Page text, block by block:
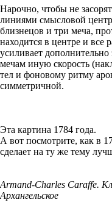
Нарочно, чтобы не
линиями смысловой
близнецов и три меча,
находится в центре и все
усиливает
мечам иную скорость
тел и фоновому ритму
симметричной.
Эта картина 1784 года.
А вот посмотрите, как в
сделает на ту же тему
Armand-Charles Caraffe.
Архангельское